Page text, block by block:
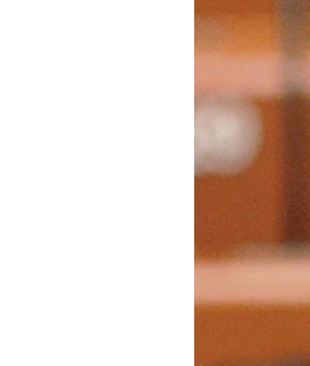
ПОДПИШИТЕСЬ НА РАССЫЛКУ